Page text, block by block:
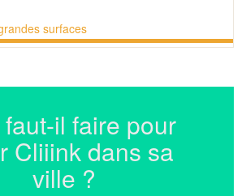
surfaces
il faire pour
Cliiink dans sa
ville ?